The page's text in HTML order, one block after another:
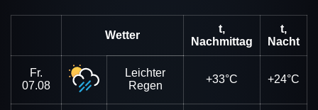
Wetter
t,
Nachmittag
t,
Nacht
Fr.
07.08
Leichter
Regen
+33°C +24°C